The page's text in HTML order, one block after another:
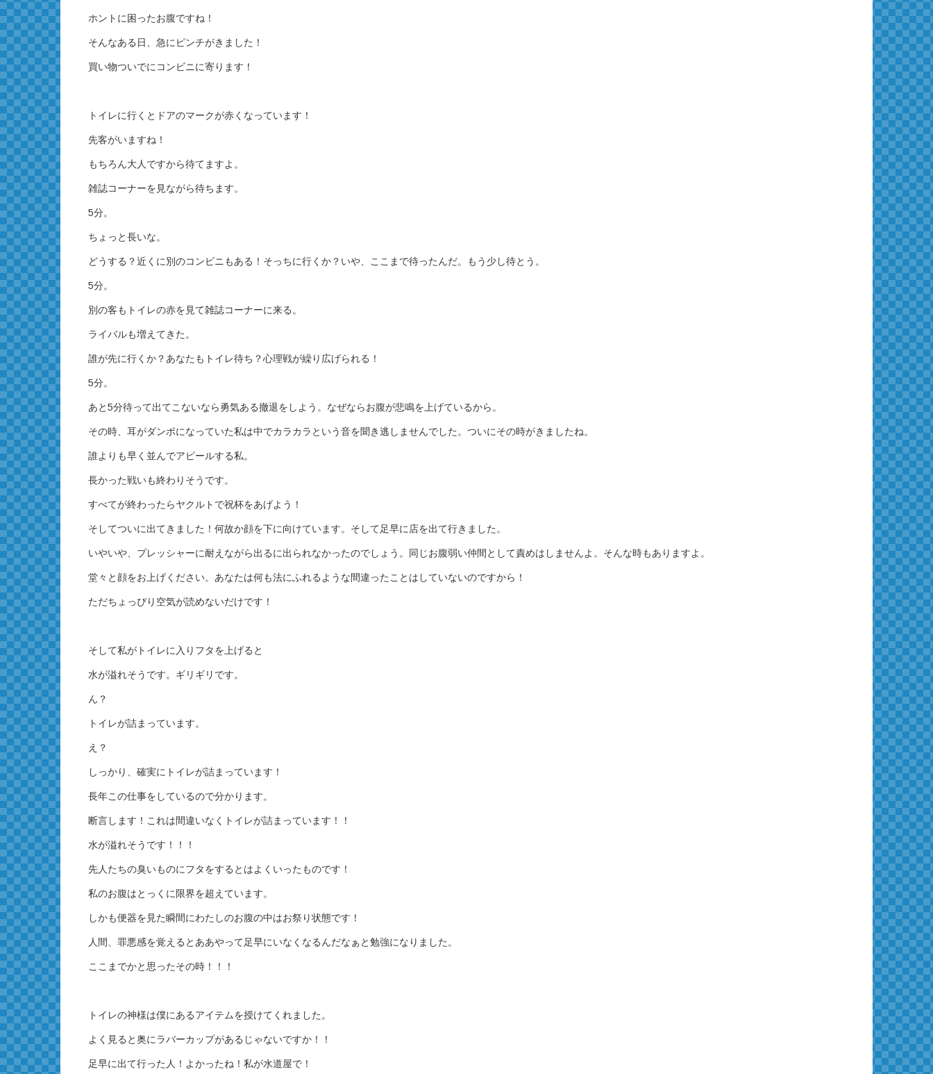
ホントに困ったお腹ですね！
そんなある日、急にピンチがきました！
買い物ついでにコンビニに寄ります！
トイレに行くとドアのマークが赤くなっています！
先客がいますね！
もちろん大人ですから待てますよ。
雑誌コーナーを見ながら待ちます。
5分。
ちょっと長いな。
どうする？近くに別のコンビニもある！そっちに行くか？いや、ここまで待ったんだ。もう少し待とう。
5分。
別の客もトイレの赤を見て雑誌コーナーに来る。
ライバルも増えてきた。
誰が先に行くか？あなたもトイレ待ち？心理戦が繰り広げられる！
5分。
あと5分待って出てこないなら勇気ある撤退をしよう。なぜならお腹が悲鳴を上げているから。
その時、耳がダンボになっていた私は中でカラカラという音を聞き逃しませんでした。ついにその時がきましたね。
誰よりも早く並んでアピールする私。
長かった戦いも終わりそうです。
すべてが終わったらヤクルトで祝杯をあげよう！
そしてついに出てきました！何故か顔を下に向けています。そして足早に店を出て行きました。
いやいや、プレッシャーに耐えながら出るに出られなかったのでしょう。同じお腹弱い仲間として責めはしませんよ。そんな時もありますよ。
堂々と顔をお上げください。あなたは何も法にふれるような間違ったことはしていないのですから！
ただちょっぴり空気が読めないだけです！
そして私がトイレに入りフタを上げると
水が溢れそうです。ギリギリです。
ん？
トイレが詰まっています。
え？
しっかり、確実にトイレが詰まっています！
長年この仕事をしているので分かります。
断言します！これは間違いなくトイレが詰まっています！！
水が溢れそうです！！！
先人たちの臭いものにフタをするとはよくいったものです！
私のお腹はとっくに限界を超えています。
しかも便器を見た瞬間にわたしのお腹の中はお祭り状態です！
人間、罪悪感を覚えるとああやって足早にいなくなるんだなぁと勉強になりました。
ここまでかと思ったその時！！！
トイレの神様は僕にあるアイテムを授けてくれました。
よく見ると奥にラバーカップがあるじゃないですか！！
足早に出て行った人！よかったね！私が水道屋で！